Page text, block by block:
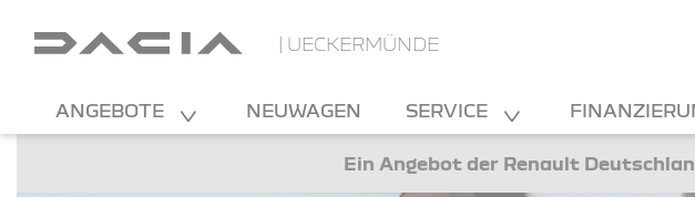
| UECKERMÜNDE
ANGEBOTE NEUWAGEN SERVICE
Ein Angebot der Renault